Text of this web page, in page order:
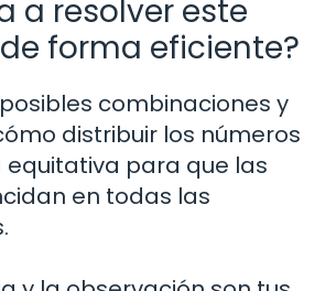
a resolver este
forma eficiente?
combinaciones y
distribuir los números
para que las
en todas las